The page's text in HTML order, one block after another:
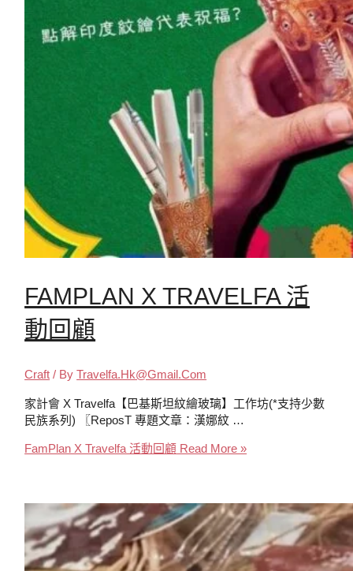
FAMPLAN X TRAVELFA 活
動回顧
Craft / ByTravelfa.hk@gmail.com
家計會 X Travelfa【巴基斯坦紋繪玻璃】工作坊(*支持少數
民族系列) 〖ReposT 專題文章：漢娜紋 …
FamPlan X Travelfa 活動回顧 Read More »